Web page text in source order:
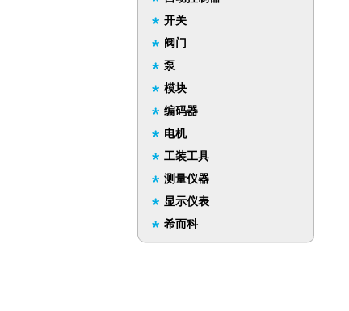
开关
阀门
泵
模块
编码器
电机
工装工具
测量仪器
显示仪表
希而科